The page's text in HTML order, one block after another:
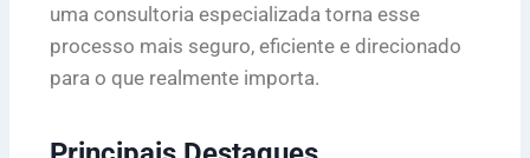
uma consultoria especializada torna esse
processo mais seguro, eficiente e direcionado
para o que realmente importa.